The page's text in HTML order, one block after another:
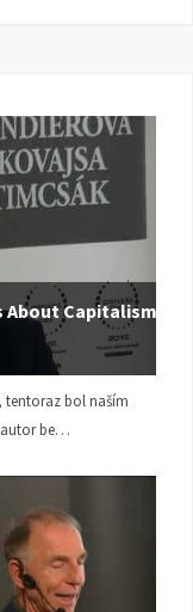
Capitalism |
tentoraz bol naším
autor be…